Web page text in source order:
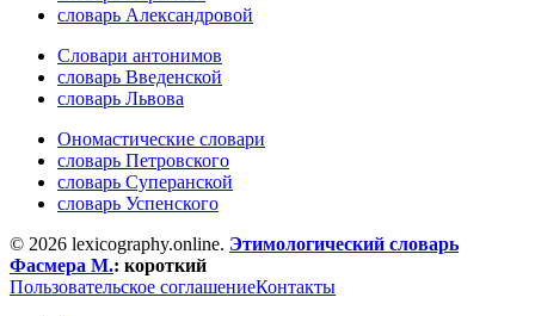
словарь Александровой
Словари антонимов
словарь Введенской
словарь Львова
Ономастические словари
словарь Петровского
словарь Суперанской
словарь Успенского
© 2026 lexicography.online. Этимологический словарь
Фасмера М.: короткий
Пользовательское соглашениеКонтакты